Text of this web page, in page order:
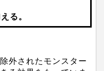
る。
外されたモンスター